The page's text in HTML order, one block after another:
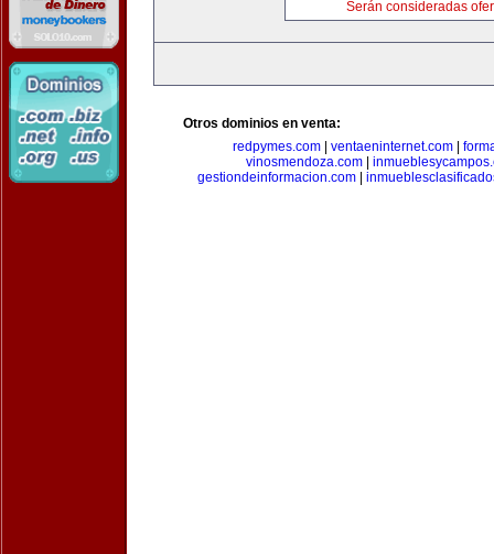
Serán consideradas
Otros dominios en venta:
redpymes.com
ventaeninternet.com
vinosmendoza.com|
gestiondeinformacion.com